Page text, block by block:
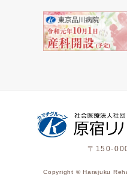
〒150-
Copyright © Harajuku